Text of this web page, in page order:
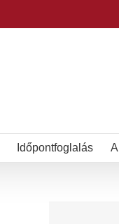
Időpontfoglalás